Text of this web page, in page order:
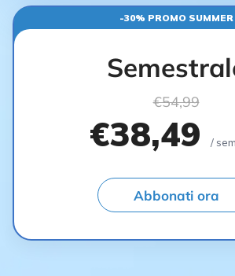
-30% PROMO SUMMER
€54,99
€38,49 /
Abbonati ora